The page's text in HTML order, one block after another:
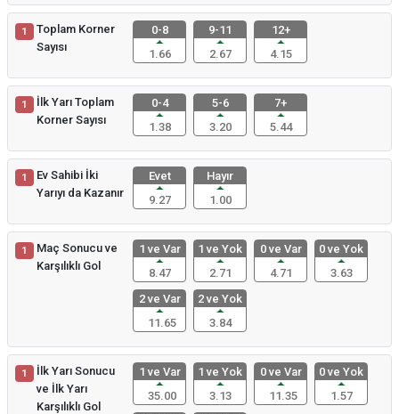
1
Toplam Korner
Sayısı
0-8
1.66
9-11
2.67
12+
4.15
1
İlk Yarı Toplam
Korner Sayısı
0-4
1.38
5-6
3.20
7+
5.44
1
Ev Sahibi İki
Yarıyı da Kazanır
Evet
9.27
Hayır
1.00
1
Maç Sonucu ve
Karşılıklı Gol
1 ve Var
8.47
1 ve Yok
2.71
0 ve Var
4.71
0 ve Yok
3.63
2 ve Var
11.65
2 ve Yok
3.84
1
İlk Yarı Sonucu
ve İlk Yarı
Karşılıklı Gol
1 ve Var
35.00
1 ve Yok
3.13
0 ve Var
11.35
0 ve Yok
1.57